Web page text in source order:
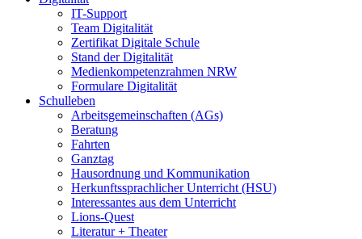
IT-Support
Team Digitalität
Zertifikat Digitale Schule
Stand der Digitalität
Medienkompetenzrahmen NRW
Formulare Digitalität
Schulleben
Arbeitsgemeinschaften (AGs)
Beratung
Fahrten
Ganztag
Hausordnung und Kommunikation
Herkunftssprachlicher Unterricht (HSU)
Interessantes aus dem Unterricht
Lions-Quest
Literatur + Theater